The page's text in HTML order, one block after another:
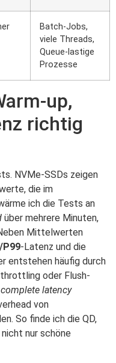
Batch-Jobs,
viele Threads,
Queue-lastige
Prozesse
up,
richtig
NVMe-SSDs zeigen
die im
ich die Tests an
über mehrere Minuten,
Mittelwerten
P99-Latenz und die
entstehen häufig durch
oder Flush-
complete latency
von
So finde ich die QD,
nur schöne